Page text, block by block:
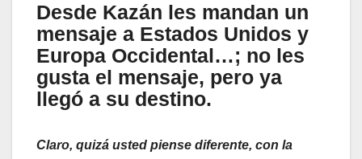
Desde Kazán les mandan un
mensaje a Estados Unidos y
Europa Occidental…; no les
gusta el mensaje, pero ya
llegó a su destino.
Claro, quizá usted piense diferente, con la